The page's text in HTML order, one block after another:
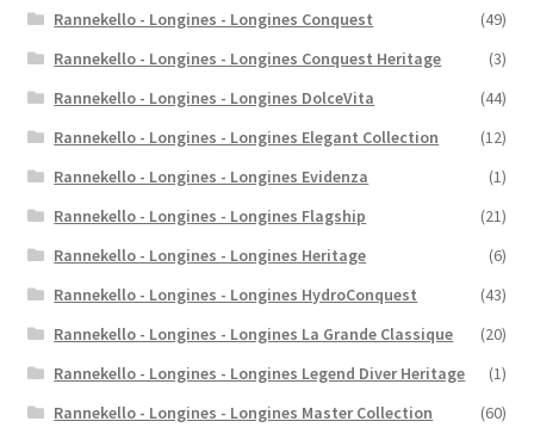
Rannekello - Longines - Longines Conquest
(49)
Rannekello - Longines - Longines Conquest Heritage
(3)
Rannekello - Longines - Longines DolceVita
(44)
Rannekello - Longines - Longines Elegant Collection
(12)
Rannekello - Longines - Longines Evidenza
(1)
Rannekello - Longines - Longines Flagship
(21)
Rannekello - Longines - Longines Heritage
(6)
Rannekello - Longines - Longines HydroConquest
(43)
Rannekello - Longines - Longines La Grande Classique
(20)
Rannekello - Longines - Longines Legend Diver Heritage
(1)
Rannekello - Longines - Longines Master Collection
(60)